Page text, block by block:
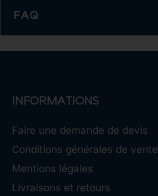
FAQ
INFORMATIONS
Faire une demande de devis
Conditions générales de vente
Mentions légales
Livraisons et retours